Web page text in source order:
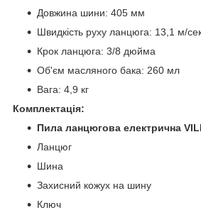
Довжина шини: 405 мм
Швидкість руху ланцюга: 13,1 м/
Крок ланцюга: 3/8 дюйма
Об'єм масляного бака: 260 мл
Вага: 4,9 кг
Комплектація:
Пила ланцюгова електрична
Ланцюг
Шина
Захисний кожух на шину
Ключ